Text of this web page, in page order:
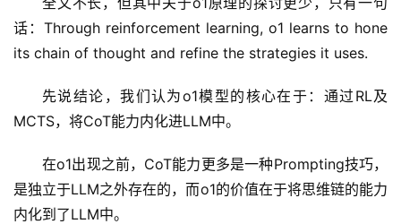
话：Through reinforcement learning, o1 learns to hone
its chain of thought and refine the strategies it uses.
先说结论，我们认为o1模型的核心在于：通过RL及
MCTS，将CoT能力内化进LLM中。
在o1出现之前，CoT能力更多是一种Prompting技巧，
是独立于LLM之外存在的，而o1的价值在于将思维链的能力
内化到了LLM中。